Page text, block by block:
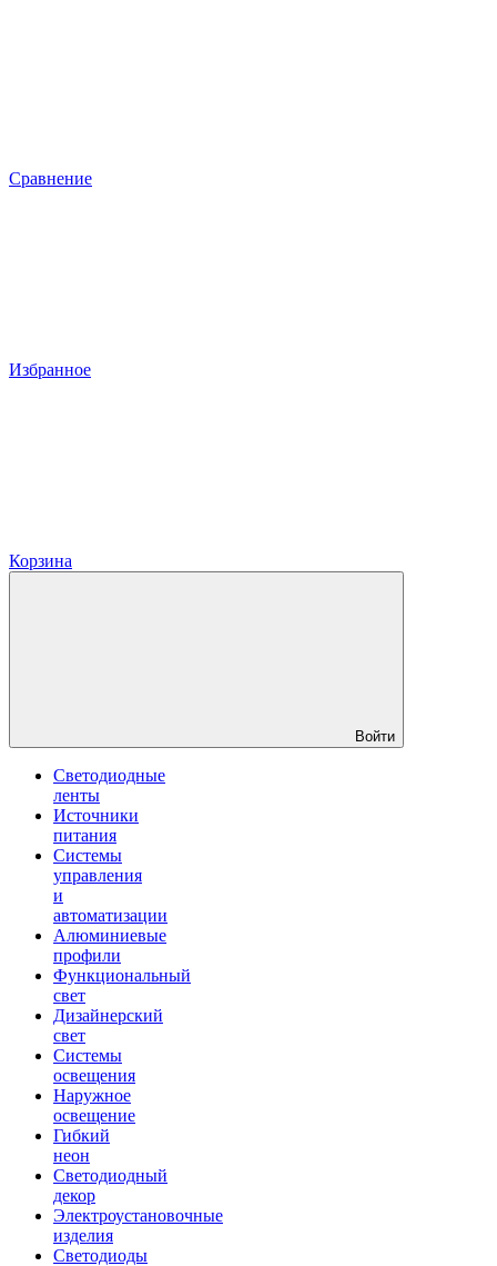
Сравнение
Избранное
Корзина
Войти
Светодиодные
ленты
Источники
питания
Системы
управления
и
автоматизации
Алюминиевые
профили
Функциональный
свет
Дизайнерский
свет
Системы
освещения
Наружное
освещение
Гибкий
неон
Светодиодный
декор
Электроустановочные
изделия
Светодиоды